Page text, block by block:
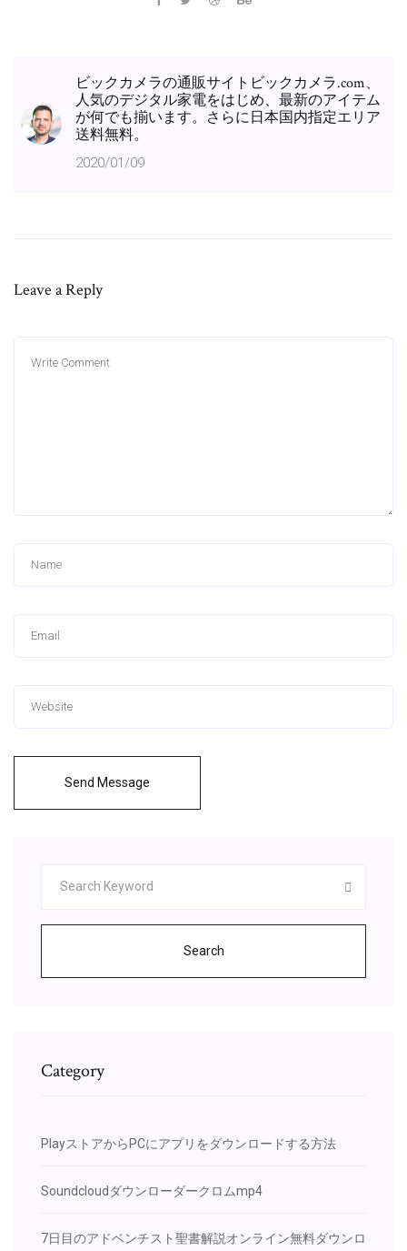
ビックカメラの通販サイトビックカメラ.com、
人気のデジタル家電をはじめ、最新のアイテム
が何でも揃います。さらに日本国内指定エリア
送料無料。
2020/01/09
Leave a Reply
Send Message
Search
Category
PlayストアからPCにアプリをダウンロードする方法
Soundcloudダウンローダークロムmp4
7日目のアドベンチスト聖書解説オンライン無料ダウンロ